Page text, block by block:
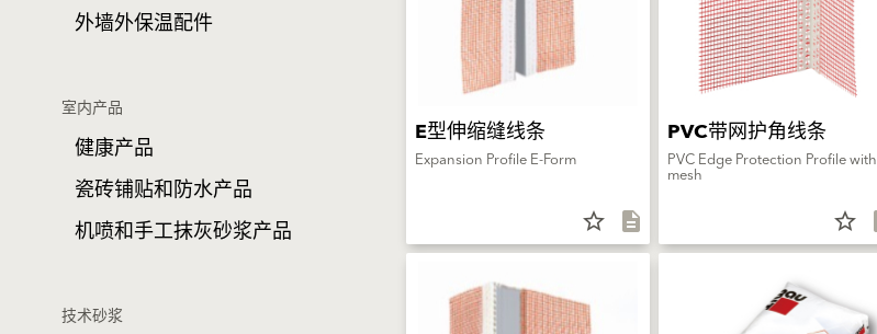
外墙外保温配件
室内产品
健康产品
瓷砖铺贴和防水产品
机喷和手工抹灰砂浆产品
技术砂浆
E型伸缩缝线条
Expansion Profile E-Form
star_border description
PVC带网护角线条
PVC Edge Protection Profile with
mesh
star_border